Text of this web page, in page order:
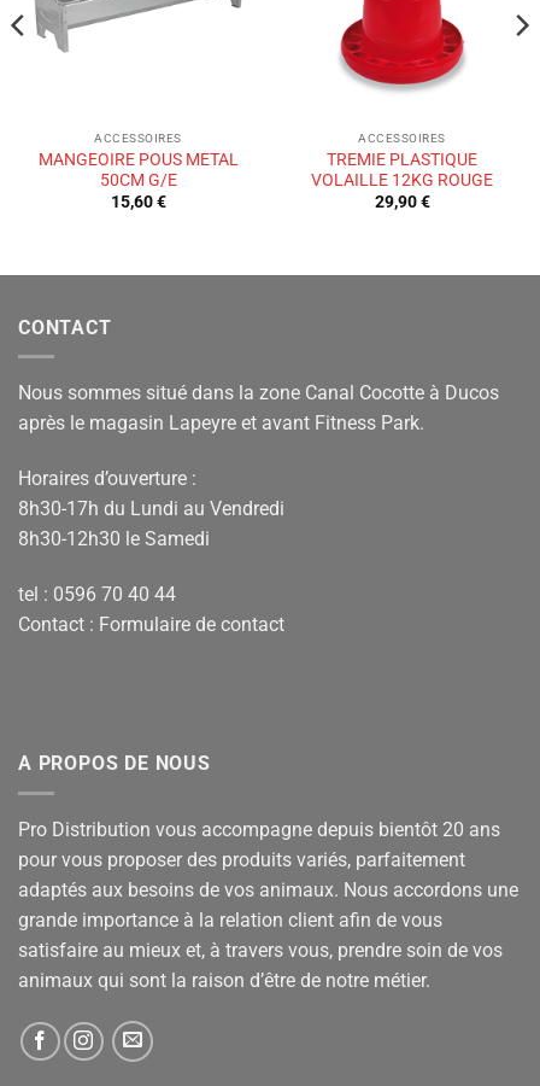
ACCESSOIRES
MANGEOIRE POUS METAL
50CM G/E
15,60€
ACCESSOIRES
TREMIE PLASTIQUE
VOLAILLE 12KG ROUGE
29,90€
CONTACT
Nous sommes situé dans la zone Canal Cocotte à Ducos
après le magasin Lapeyre et avant Fitness Park.
Horaires d’ouverture :
8h30-17h du Lundi au Vendredi
8h30-12h30 le Samedi
tel : 0596 70 40 44
Contact : Formulaire de contact
A PROPOS DE NOUS
Pro Distribution vous accompagne depuis bientôt 20 ans
pour vous proposer des produits variés, parfaitement
adaptés aux besoins de vos animaux. Nous accordons une
grande importance à la relation client afin de vous
satisfaire au mieux et, à travers vous, prendre soin de vos
animaux qui sont la raison d’être de notre métier.